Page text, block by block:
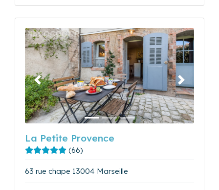
Précédent Suivant
La Petite Provence
(66)
63 rue chape 13004 Marseille